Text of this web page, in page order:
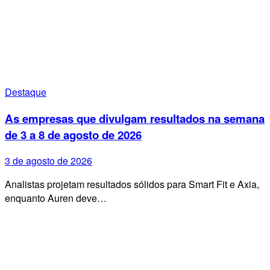
Destaque
As empresas que divulgam resultados na semana
de 3 a 8 de agosto de 2026
3 de agosto de 2026
Analistas projetam resultados sólidos para Smart Fit e Axia,
enquanto Auren deve…